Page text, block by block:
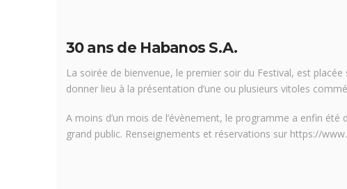
30 ans de Habanos S.A.
La soirée de bienvenue, le premier soir du Festival, est
donner lieu à la présentation d’une ou plusieurs vitoles
A moins d’un mois de l’évènement, le programme a enfin
grand public. Renseignements et réservations sur https://